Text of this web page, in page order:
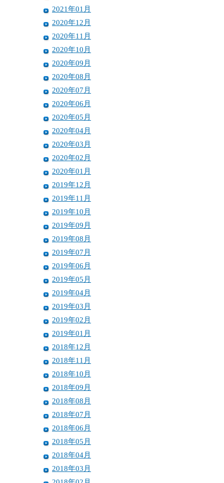
2021年01月
2020年12月
2020年11月
2020年10月
2020年09月
2020年08月
2020年07月
2020年06月
2020年05月
2020年04月
2020年03月
2020年02月
2020年01月
2019年12月
2019年11月
2019年10月
2019年09月
2019年08月
2019年07月
2019年06月
2019年05月
2019年04月
2019年03月
2019年02月
2019年01月
2018年12月
2018年11月
2018年10月
2018年09月
2018年08月
2018年07月
2018年06月
2018年05月
2018年04月
2018年03月